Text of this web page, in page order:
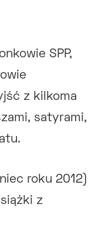
SPP,
z kilkoma
satyrami,
roku 2012)
z